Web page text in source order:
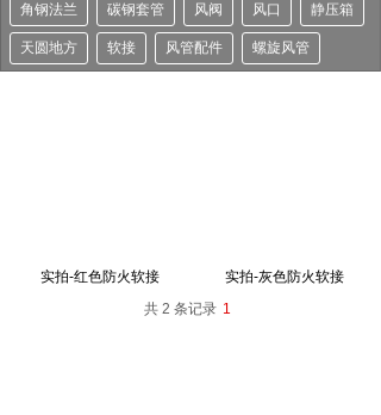
角钢法兰 碳钢套管 风阀 风口 静压箱
天圆地方 软接 风管配件 螺旋风管
实拍-红色防火软接
实拍-灰色防火软接
共 2 条记录 1